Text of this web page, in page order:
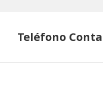
Teléfono